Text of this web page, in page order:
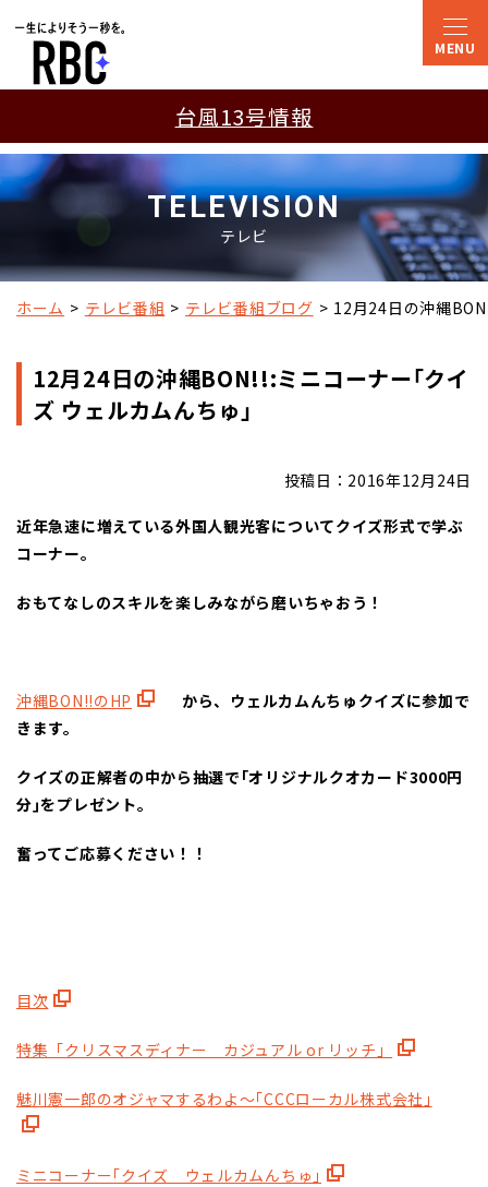
台風13号情報
TELEVISION
テレビ
ホーム テレビ番組 テレビ番組ブログ 12月24日の沖縄
12月24日の沖縄BON!!:ミニコーナー｢クイ
ズ ウェルカムんちゅ｣
投稿日：2016年12月24日
近年急速に増えている外国人観光客についてクイズ形式で学ぶ
コーナー。
おもてなしのスキルを楽しみながら磨いちゃおう！
沖縄BON!!のHP
から、ウェルカムんちゅクイズに参加で
きます。
クイズの正解者の中から抽選で｢オリジナルクオカード3000円
分｣をプレゼント。
奮ってご応募ください！！
目次
特集「クリスマスディナー カジュアル or リッチ」
魅川憲一郎のオジャマするわよ～｢CCCローカル株式会社｣
ミニコーナー｢クイズ ウェルカムんちゅ｣